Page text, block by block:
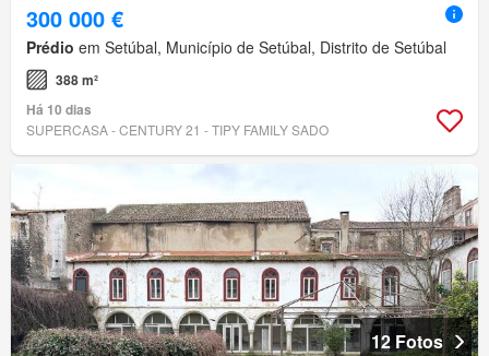
300 000 €
Prédio em Setúbal, Município de Setúbal, Distrito de Setúbal
388 m²
Há 10 dias
SUPERCASA - CENTURY 21 - TIPY FAMILY SADO
12 Fotos